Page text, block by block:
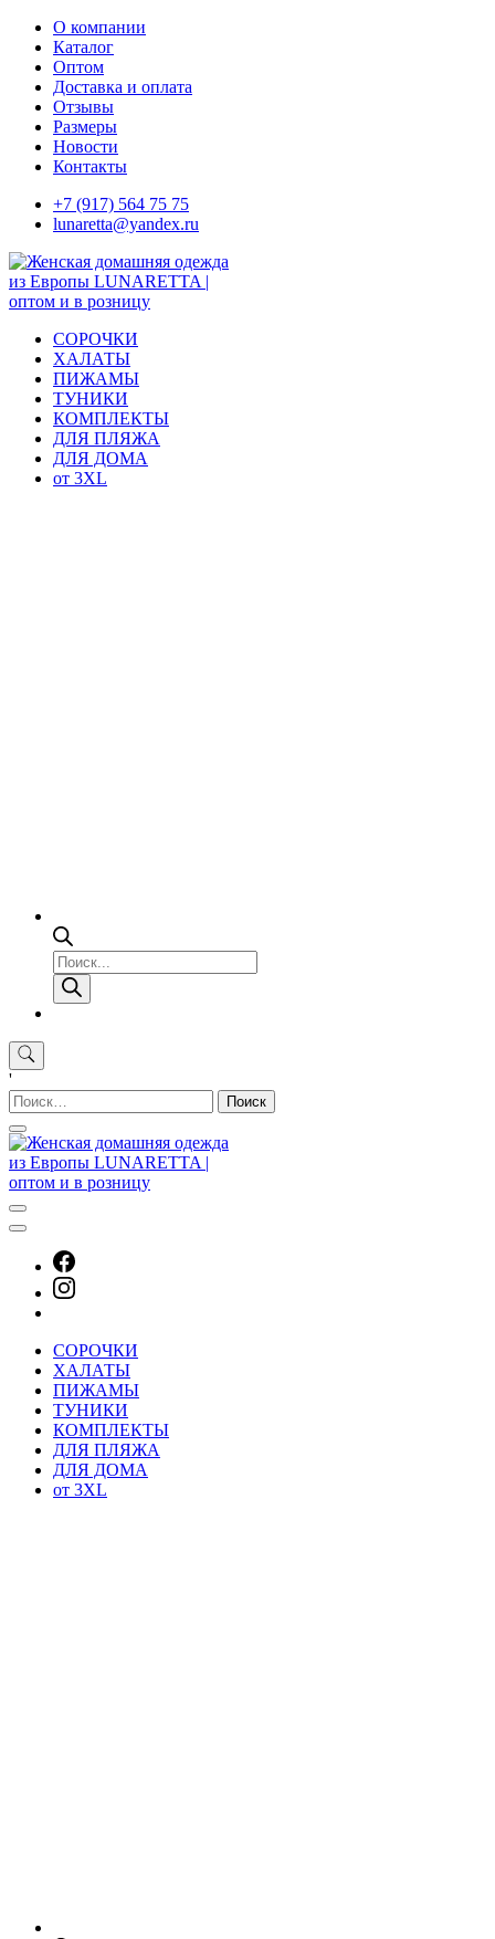
Skip
content
О компании
Каталог
Оптом
Доставка и оплата
Отзывы
Размеры
Новости
Контакты
+7 (917) 564 75 75
lunaretta@yandex.ru
СОРОЧКИ
ХАЛАТЫ
ПИЖАМЫ
ТУНИКИ
КОМПЛЕКТЫ
ДЛЯ ПЛЯЖА
ДЛЯ ДОМА
от 3XL
Поиск
товаров
'
Найти:
СОРОЧКИ
ХАЛАТЫ
ПИЖАМЫ
ТУНИКИ
КОМПЛЕКТЫ
ДЛЯ ПЛЯЖА
ДЛЯ ДОМА
от 3XL